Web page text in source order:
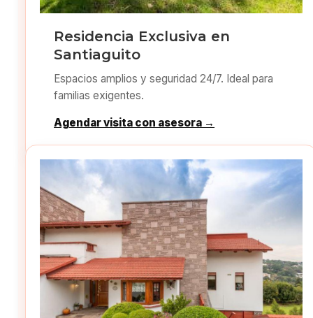
Residencia Exclusiva en
Santiaguito
Espacios amplios y seguridad 24/7. Ideal para
familias exigentes.
Agendar visita con asesora →